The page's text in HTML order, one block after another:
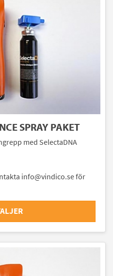
SPRAY PAKET
med SelectaDNA
info@vindico.se för